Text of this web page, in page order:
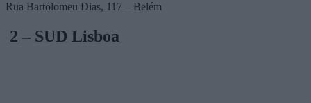
Rua Bartolomeu Dias, 117 – Belém
2 – SUD Lisboa